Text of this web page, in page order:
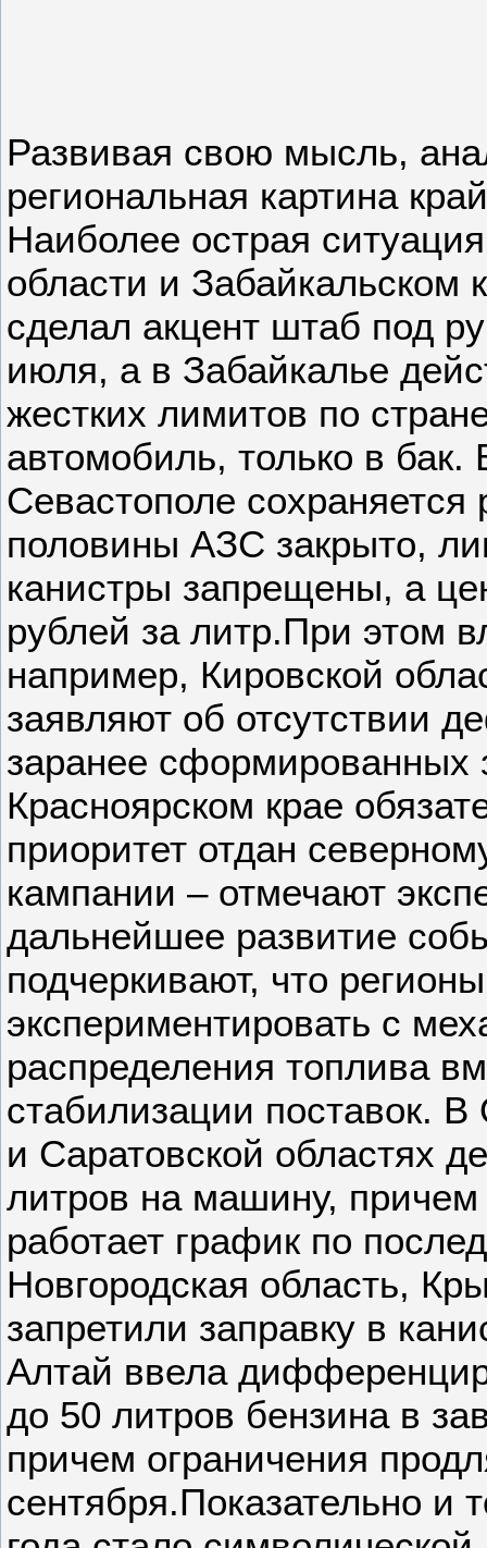
Развивая свою мысль,
региональная картина
Наиболее острая
области и Забайкальском
сделал акцент штаб под
июля, а в Забайкалье
жестких лимитов по
автомобиль, только в
Севастополе
половины АЗС закрыто,
канистры запрещены, а
рублей за литр.При этом
например, Кировской
заявляют об отсутствии
заранее сформированных
Красноярском крае
приоритет отдан
кампании – отмечают
дальнейшее развитие
подчеркивают, что
экспериментировать с
распределения топлива
стабилизации поставок.
и Саратовской областях
литров на машину,
работает график по
Новгородская область,
запретили заправку в
Алтай ввела
до 50 литров бензина в
причем ограничения
сентября.Показательно и